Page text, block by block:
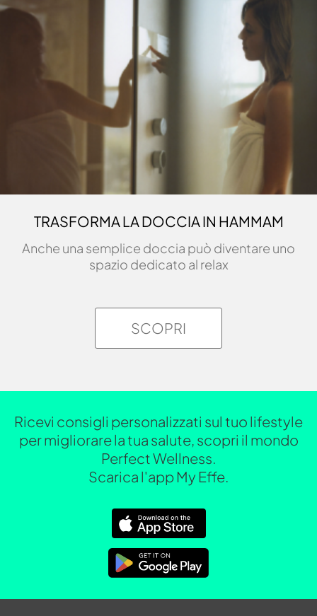
TRASFORMA LA DOCCIA IN HAMMAM
Anche una semplice doccia può diventare uno
spazio dedicato al relax
SCOPRI
Ricevi consigli personalizzati sul tuo lifestyle
per migliorare la tua salute, scopri il mondo
Perfect Wellness.
Scarica l'app My Effe.